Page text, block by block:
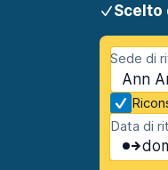
Scelto
Sede di
Ann
Data di